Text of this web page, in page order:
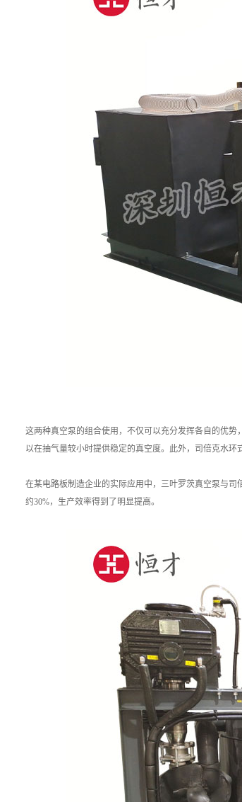
这两种真空泵的组合使用，不仅可以充分发挥各自的优
以在抽气量较小时提供稳定的真空度。此外，司倍克水环
在某电路板制造企业的实际应用中，三叶罗茨真空泵与
约30%，生产效率得到了明显提高。